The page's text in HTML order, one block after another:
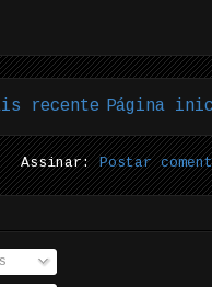
recente Página
Assinar:Postar